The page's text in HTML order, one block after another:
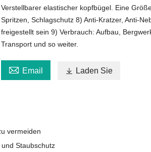
Verstellbarer elastischer kopfbügel. Eine
Spritzen, Schlagschutz 8) Anti-Kratzer, Anti-
freigestellt sein 9) Verbrauch: Aufbau,
Transport und so weiter.
 Email  Laden Sie
vermeiden
Staubschutz